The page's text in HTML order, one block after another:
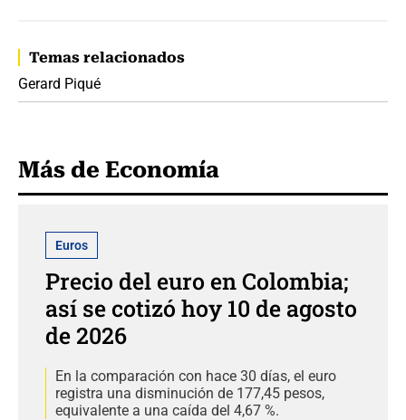
Temas relacionados
Gerard Piqué
Más de Economía
Euros
Precio del euro en Colombia;
así se cotizó hoy 10 de agosto
de 2026
En la comparación con hace 30 días, el euro
registra una disminución de 177,45 pesos,
equivalente a una caída del 4,67 %.